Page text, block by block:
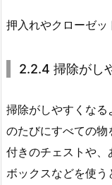
押入れやクローゼッ
2.2.4 掃除がし
掃除がしやすくな
のたびにすべての
付きのチェストや、
ボックスなどを使